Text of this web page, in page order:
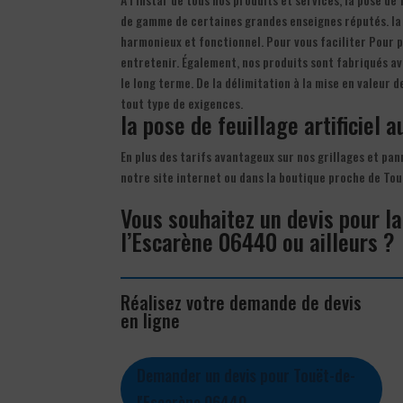
de gamme de certaines grandes enseignes réputés.
harmonieux et fonctionnel. Pour vous faciliter Pour
entretenir. Également, nos produits sont fabriqués
le long terme. De la délimitation à la mise en valeur
tout type de exigences.
la pose de feuillage artificiel
En plus des tarifs avantageux sur nos grillages et
notre site internet ou dans la boutique proche de
Vous souhaitez un devis pour
l’Escarène 06440 ou ailleurs ?
Réalisez votre demande de devis
en ligne